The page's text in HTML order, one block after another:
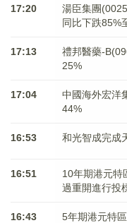
17:20
湯臣集團
同比下跌85%
17:13
禮邦醫藥-
25%
17:04
中國海外宏洋
44%
16:53 和光智成完成
16:51
10年期港元特
過重開進行投
16:43
5年期港元特